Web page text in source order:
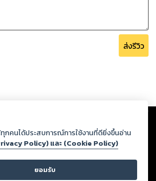
ส่งรีวิว
อัปโหลดผ่านเว็บไซต์และปรากฏว่าละเมิดสิทธิใน
คคลอื่นหรือขัดต่อกฎหมายและศีลธรรม ดังนั้น ผู้อ่าน
ณในการกลั่นกรองด้วยตนเอง และหากท่านพบว่าส่วน
และศีลธรรม กรุณาแจ้งมายังบริษัท เพื่อทีมงานจะได้
ทางสตอรี่ล็อกขอสงวนลิขสิทธิ์ตามพระราชบัญญัติ
าสุด)
ทุกคนได้ประสบการณ์การใช้งานที่ดียิ่งขึ้นอ่าน
Policy) และ (Cookie Policy)
ยอมรับ